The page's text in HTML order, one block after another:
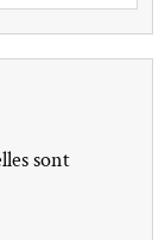
sont